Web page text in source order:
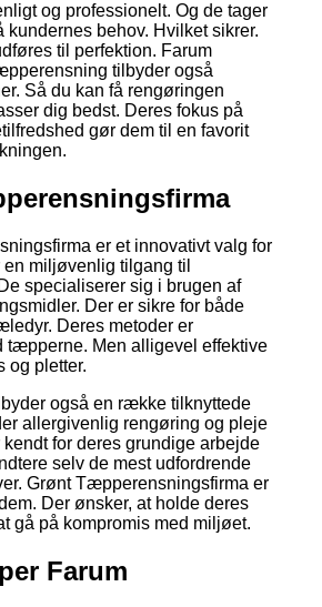
og professionelt. Og de tager
kundernes behov. Hvilket sikrer.
til perfektion. Farum
tilbyder også
Så du kan få rengøringen
dig bedst. Deres fokus på
gør dem til en favorit
er et innovativt valg for
miljøvenlig tilgang til
specialiserer sig i brugen af
Der er sikre for både
Deres metoder er
tæpperne. Men alligevel effektive
og pletter.
også en række tilknyttede
allergivenlig rengøring og pleje
kendt for deres grundige arbejde
selv de mest udfordrende
Grønt Tæpperensningsfirma er
Der ønsker, at holde deres
gå på kompromis med miljøet.
Farum